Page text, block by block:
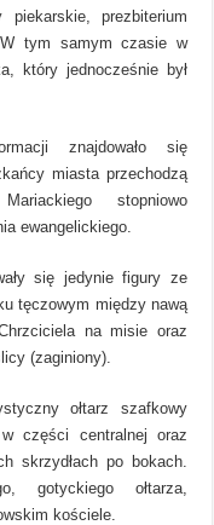
prezbiterium
W tym samym czasie w
który jednocześnie był
znajdowało się
miasta przechodzą
stopniowo
ewangelickiego.
się jedynie figury ze
tęczowym między nawą
na misie oraz
(zaginiony).
ołtarz szafkowy
w części centralnej oraz
skrzydłach po bokach.
gotyckiego ołtarza,
kościele.